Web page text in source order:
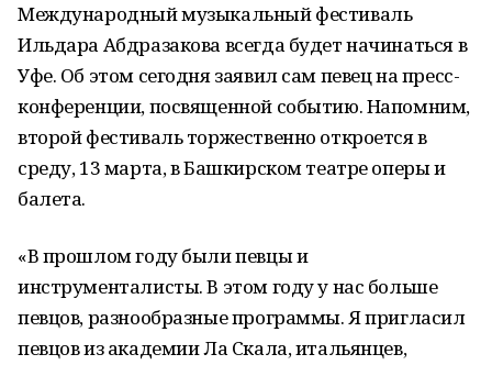
Международный музыкальный фестиваль
Ильдара Абдразакова всегда будет начинаться в
Уфе. Об этом сегодня заявил сам певец на пресс-
конференции, посвященной событию. Напомним,
второй фестиваль торжественно откроется в
среду, 13 марта, в Башкирском театре оперы и
балета.
«В прошлом году были певцы и
инструменталисты. В этом году у нас больше
певцов, разнообразные программы. Я пригласил
певцов из академии Ла Скала, итальянцев,